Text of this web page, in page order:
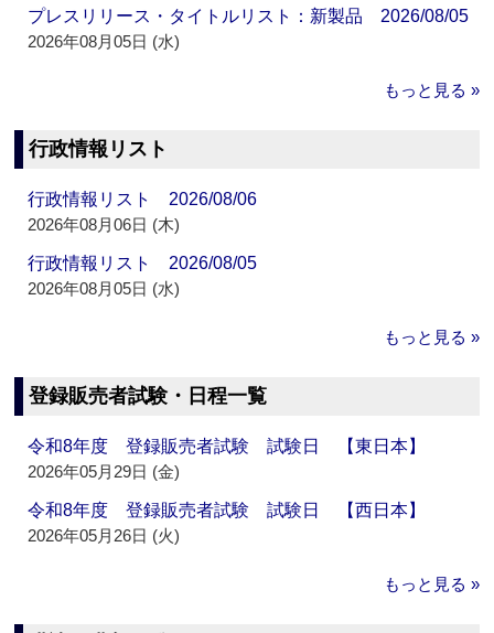
プレスリリース・タイトルリスト：新製品 2026/08/05
2026年08月05日 (水)
もっと見る »
行政情報リスト
行政情報リスト 2026/08/06
2026年08月06日 (木)
行政情報リスト 2026/08/05
2026年08月05日 (水)
もっと見る »
登録販売者試験・日程一覧
令和8年度 登録販売者試験 試験日 【東日本】
2026年05月29日 (金)
令和8年度 登録販売者試験 試験日 【西日本】
2026年05月26日 (火)
もっと見る »